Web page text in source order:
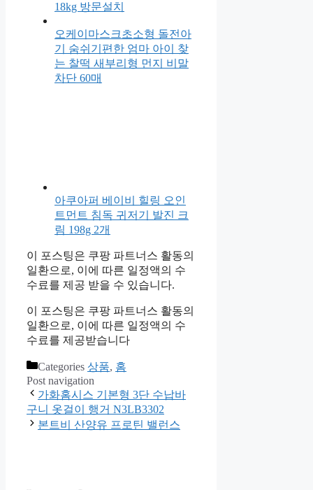
18kg 방문설치
오케이마스크초소형 돌전아
기 숨쉬기편한 엄마 아이 찾
는 찰떡 새부리형 먼지 비말
차단 60매
아쿠아퍼 베이비 힐링 오인
트먼트 침독 귀저기 발진 크
림 198g 2개
이 포스팅은 쿠팡 파트너스 활동의
일환으로, 이에 따른 일정액의 수
수료를 제공 받을 수 있습니다.
이 포스팅은 쿠팡 파트너스 활동의
일환으로, 이에 따른 일정액의 수
수료를 제공받습니다
Categories 상품, 홈
Post navigation
가화홈시스 기본형 3단 수납바
구니 옷걸이 행거 N3LB3302
본트비 산양유 프로틴 밸런스